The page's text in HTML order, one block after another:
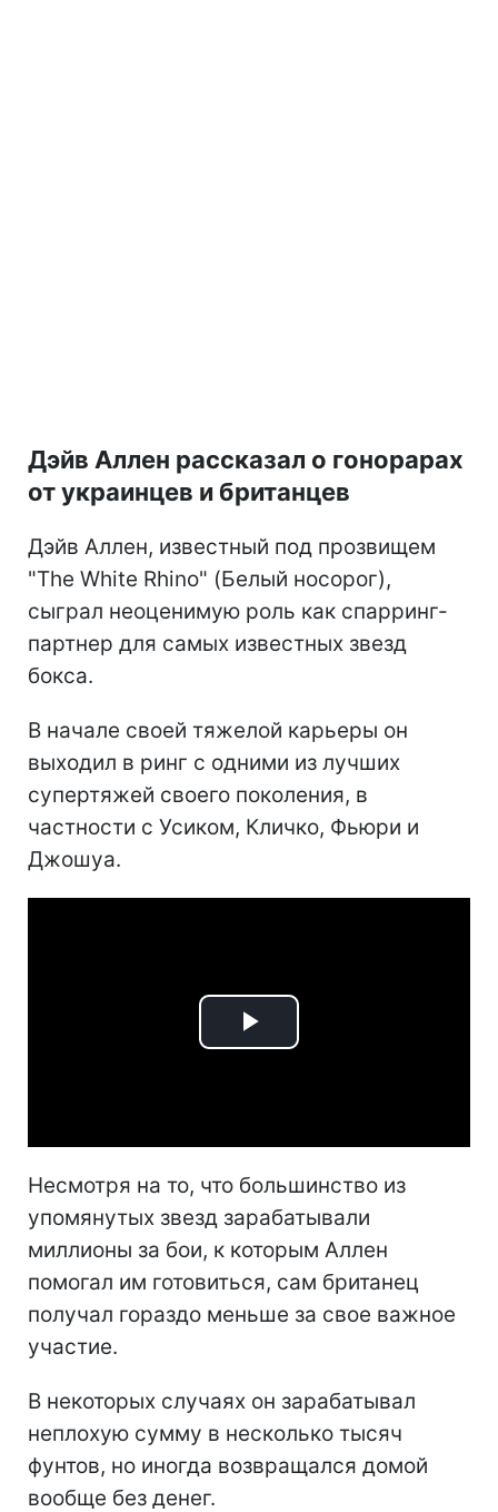
Дэйв Аллен рассказал о гонорарах
от украинцев и британцев
Дэйв Аллен, известный под прозвищем
"The White Rhino" (Белый носорог),
сыграл неоценимую роль как спарринг-
партнер для самых известных звезд
бокса.
В начале своей тяжелой карьеры он
выходил в ринг с одними из лучших
супертяжей своего поколения, в
частности с Усиком, Кличко, Фьюри и
Джошуа.
Play
Несмотря на то, что большинство из
упомянутых звезд зарабатывали
миллионы за бои, к которым Аллен
помогал им готовиться, сам британец
получал гораздо меньше за свое важное
участие.
В некоторых случаях он зарабатывал
неплохую сумму в несколько тысяч
фунтов, но иногда возвращался домой
вообще без денег.